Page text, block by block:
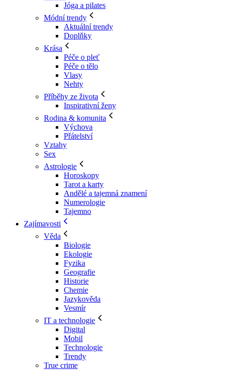
Jóga a pilates
Módní trendy
Aktuální trendy
Doplňky
Krása
Péče o pleť
Péče o tělo
Vlasy
Nehty
Příběhy ze života
Inspirativní ženy
Rodina & komunita
Výchova
Přátelství
Vztahy
Sex
Astrologie
Horoskopy
Tarot a karty
Andělé a tajemná znamení
Numerologie
Tajemno
Zajímavosti
Věda
Biologie
Ekologie
Fyzika
Geografie
Historie
Chemie
Jazykověda
Vesmír
IT a technologie
Digital
Mobil
Technologie
Trendy
True crime